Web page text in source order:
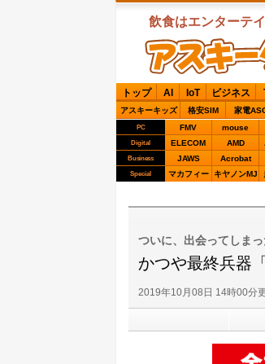
飲食はエンターテ
ASCIIグルメ
トップ AI IoT ビジネス
アスキーキッズ 格安SIM 家電
PC FMV mouse
Digital ELECOM AMD
Business JAWS Acrobat
Special マカフィー キヤノンMJ
ついに、出会ってしまっ
かつや最終兵器
2019年10月08日 14時00分